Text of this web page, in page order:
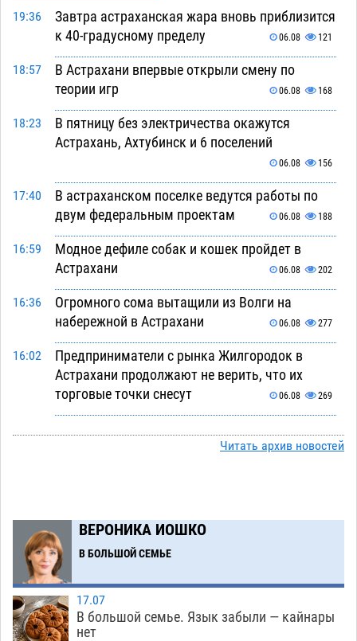
19:36
Завтра астраханская жара вновь приблизится
к 40-градусному пределу
06.08 121
18:57
В Астрахани впервые открыли смену по
теории игр
06.08 168
18:23
В пятницу без электричества окажутся
Астрахань, Ахтубинск и 6 поселений
06.08 156
17:40
В астраханском поселке ведутся работы по
двум федеральным проектам
06.08 188
16:59
Модное дефиле собак и кошек пройдет в
Астрахани
06.08 202
16:36
Огромного сома вытащили из Волги на
набережной в Астрахани
06.08 277
16:02
Предприниматели с рынка Жилгородок в
Астрахани продолжают не верить, что их
торговые точки снесут
06.08 269
на новой серебряной монете Банка России
в музее Пушкина в Москве
06.08 207
13:50
Мэрия Астрахани переводит городские
зеленые зоны на автоматический полив
13:13
Скончался второй ребенок после пожара в
Читать архив новостей
ВЕРОНИКА ИОШКО
В БОЛЬШОЙ СЕМЬЕ
17.07
В большой семье. Язык забыли — кайнары
нет